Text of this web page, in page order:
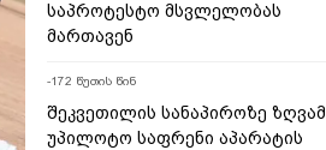
საპროტესტო მსვლელობას
მართავენ
-172 წუთის წინ
შეკვეთილის სანაპიროზე ზღვამ
უპილოტო საფრენი აპარატის